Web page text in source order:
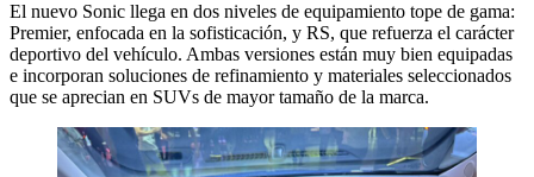
El nuevo Sonic llega en dos niveles de equipamiento tope de gama:
Premier, enfocada en la sofisticación, y RS, que refuerza el carácter
deportivo del vehículo. Ambas versiones están muy bien equipadas
e incorporan soluciones de refinamiento y materiales seleccionados
que se aprecian en SUVs de mayor tamaño de la marca.